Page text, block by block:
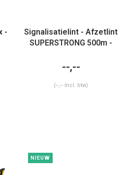
-
Signalisatielint - Afzetlint
SUPERSTRONG 500m -
--,--
(--,-- Incl. btw)
NIEUW